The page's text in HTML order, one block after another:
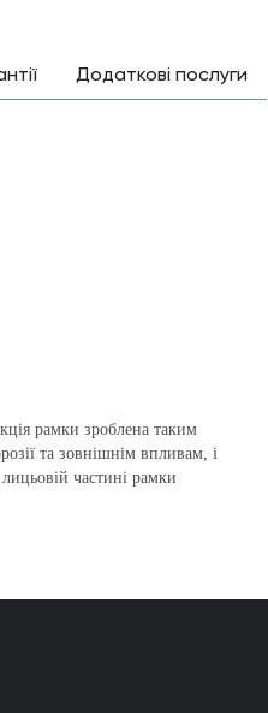
Додаткові послуги
рамки зроблена таким
та зовнішнім впливам, і
частині рамки